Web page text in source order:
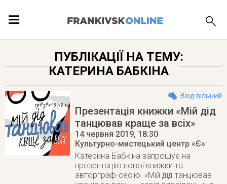
ЛОКАЦІЇ
ПУБЛІКАЦІЇ
ПУБЛІКАЦІЇ НА ТЕМУ:
КАТЕРИНА БАБКІНА
Вхід вільний
Презентація книжки «Мій дід
танцював краще за всіх»
14 червня 2019, 18:30
Культурно-мистецький центр «Є»
Катерина Бабкіна запрошує на
презентацію нової книжки та
авторграф-сесію. «Мій дід танцював